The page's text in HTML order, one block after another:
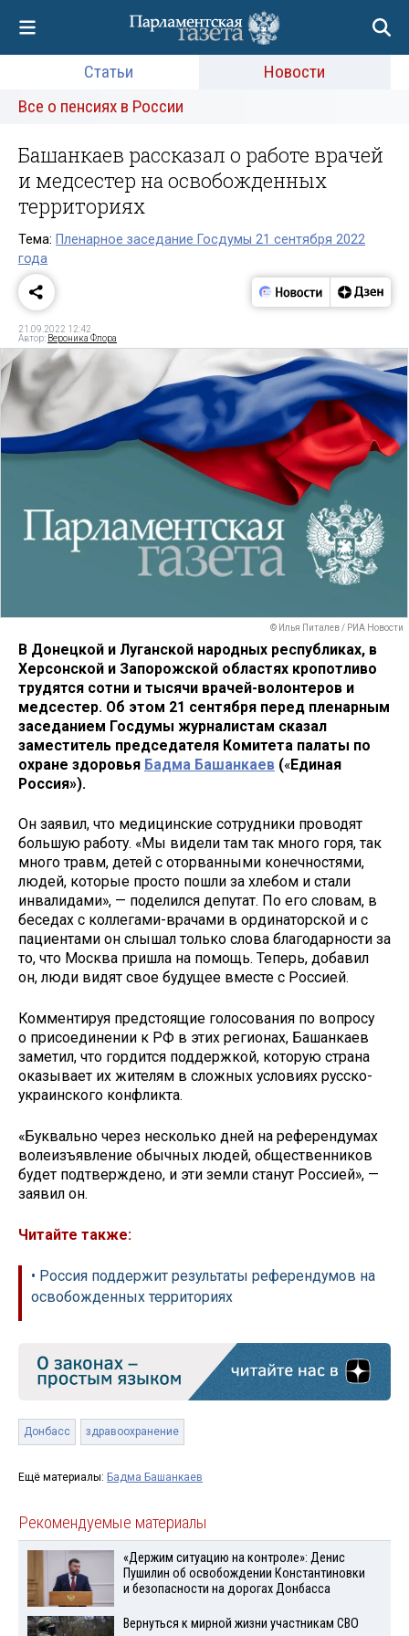
Статьи
Новости
Все о пенсиях в России
Башанкаев рассказал о работе врачей
и медсестер на освобожденных
территориях
Тема: Пленарное заседание Госдумы 21 сентября 2022
года
21.09.2022 12:42
Автор: Вероника Флора
© Илья Питалев / РИА Новости
В Донецкой и Луганской народных республиках, в
Херсонской и Запорожской областях кропотливо
трудятся сотни и тысячи врачей-волонтеров и
медсестер. Об этом 21 сентября перед пленарным
заседанием Госдумы журналистам сказал
заместитель председателя Комитета палаты по
охране здоровья Бадма Башанкаев («Единая
Россия»).
Он заявил, что медицинские сотрудники проводят
большую работу. «Мы видели там так много горя, так
много травм, детей с оторванными конечностями,
людей, которые просто пошли за хлебом и стали
инвалидами», — поделился депутат. По его словам, в
беседах с коллегами-врачами в ординаторской и с
пациентами он слышал только слова благодарности за
то, что Москва пришла на помощь. Теперь, добавил
он, люди видят свое будущее вместе с Россией.
Комментируя предстоящие голосования по вопросу
о присоединении к РФ в этих регионах, Башанкаев
заметил, что гордится поддержкой, которую страна
оказывает их жителям в сложных условиях русско-
украинского конфликта.
«Буквально через несколько дней на референдумах
волеизъявление обычных людей, общественников
будет подтверждено, и эти земли станут Россией», —
заявил он.
Читайте также:
• Россия поддержит результаты референдумов на
освобожденных территориях
Донбасс здравоохранение
Ещё материалы: Бадма Башанкаев
Рекомендуемые материалы
«Держим ситуацию на контроле»: Денис
Пушилин об освобождении Константиновки
и безопасности на дорогах Донбасса
Вернуться к мирной жизни участникам СВО